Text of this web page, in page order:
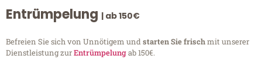
Entrümpelung | ab 150€
Befreien Sie sich von Unnötigem undstarten Sie frischmit unserer
Dienstleistung zurEntrümpelungab 150€.